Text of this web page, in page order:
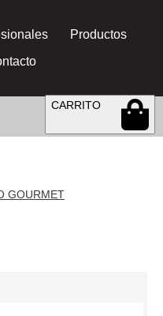
Productos
CARRITO
GOURMET